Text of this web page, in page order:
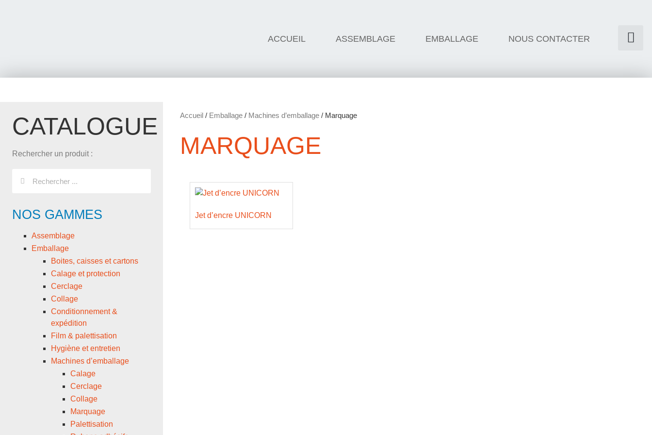
ACCUEIL ASSEMBLAGE EMBALLAGE NOUS CONTACTER
CATALOGUE
Rechercher un produit :
NOS GAMMES
Assemblage
Emballage
Boites, caisses et cartons
Calage et protection
Cerclage
Collage
Conditionnement &
expédition
Film & palettisation
Hygiène et entretien
Machines d’emballage
Calage
Cerclage
Collage
Marquage
Palettisation
Accueil / Emballage / Machines d’emballage / Marquage
MARQUAGE
Jet d’encre UNICORN